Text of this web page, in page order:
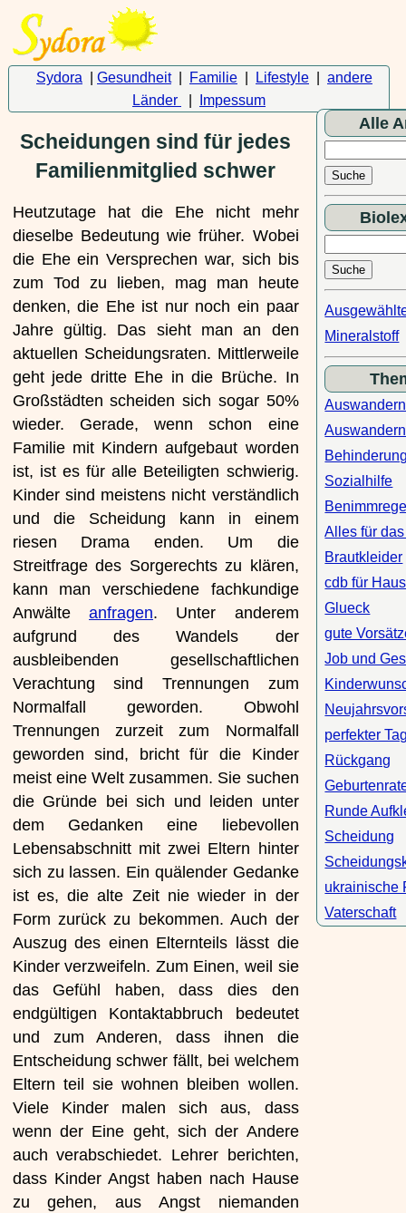
Sydora Gesundheit| Familie Lifestyle
andere
Länder
Impessum
Scheidungen sind für jedes
Familienmitglied schwer
Heutzutage hat die Ehe nicht mehr
dieselbe Bedeutung wie früher. Wobei
die Ehe ein Versprechen war, sich bis
zum Tod zu lieben, mag man heute
denken, die Ehe ist nur noch ein paar
Jahre gültig. Das sieht man an den
aktuellen Scheidungsraten. Mittlerweile
geht jede dritte Ehe in die Brüche. In
Großstädten scheiden sich sogar 50%
wieder. Gerade, wenn schon eine
Familie mit Kindern aufgebaut worden
ist, ist es für alle Beteiligten schwierig.
Kinder sind meistens nicht verständlich
und die Scheidung kann in einem
riesen Drama enden. Um die
Streitfrage des Sorgerechts zu klären,
kann man verschiedene fachkundige
Anwälteanfragen. Unter anderem
aufgrund des Wandels der
ausbleibenden gesellschaftlichen
Verachtung sind Trennungen zum
Normalfall geworden. Obwohl
Trennungen zurzeit zum Normalfall
geworden sind, bricht für die Kinder
meist eine Welt zusammen. Sie suchen
die Gründe bei sich und leiden unter
dem Gedanken eine liebevollen
Lebensabschnitt mit zwei Eltern hinter
sich zu lassen. Ein quälender Gedanke
ist es, die alte Zeit nie wieder in der
Form zurück zu bekommen. Auch der
Auszug des einen Elternteils lässt die
Kinder verzweifeln. Zum Einen, weil sie
das Gefühl haben, dass dies den
endgültigen Kontaktabbruch bedeutet
und zum Anderen, dass ihnen die
Entscheidung schwer fällt, bei welchem
Eltern teil sie wohnen bleiben wollen.
Viele Kinder malen sich aus, dass
wenn der Eine geht, sich der Andere
auch verabschiedet. Lehrer berichten,
dass Kinder Angst haben nach Hause
zu gehen, aus Angst niemanden
Alle
Mineralstoff
Auswandern
Sozialhilfe
Alles für
Brautkleider
cdb für
Glueck
gute
Job und
perfekter
Rückgang
Runde
Scheidung
ukrainische
Vaterschaft